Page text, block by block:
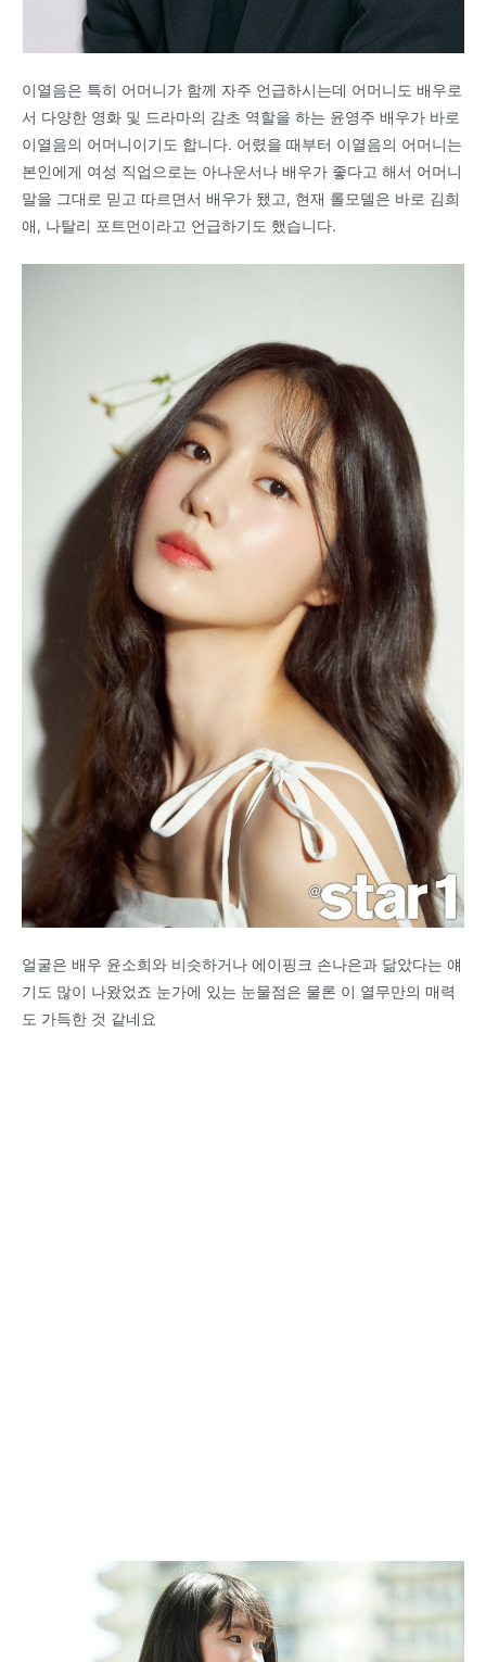
이열음은 특히 어머니가 함께 자주 언급하시는데 어머니도 배우로
서 다양한 영화 및 드라마의 감초 역할을 하는 윤영주 배우가 바로
이열음의 어머니이기도 합니다. 어렸을 때부터 이열음의 어머니는
본인에게 여성 직업으로는 아나운서나 배우가 좋다고 해서 어머니
말을 그대로 믿고 따르면서 배우가 됐고, 현재 롤모델은 바로 김희
애, 나탈리 포트먼이라고 언급하기도 했습니다.
얼굴은 배우 윤소희와 비슷하거나 에이핑크 손나은과 닮았다는 얘
기도 많이 나왔었죠 눈가에 있는 눈물점은 물론 이 열무만의 매력
도 가득한 것 같네요